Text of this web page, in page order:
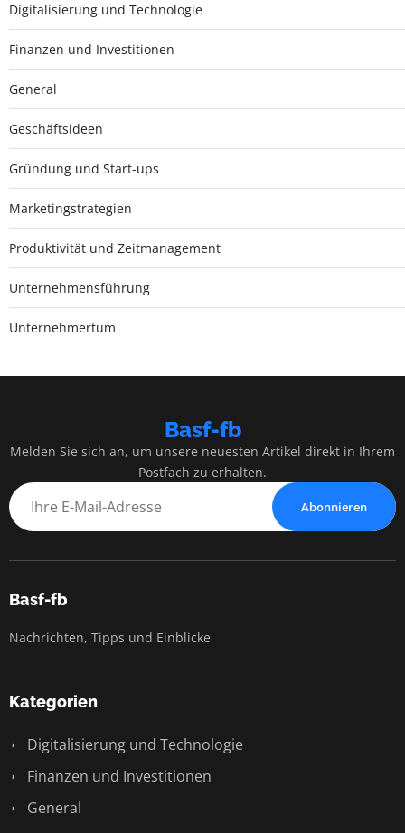
Digitalisierung und Technologie
Finanzen und Investitionen
General
Geschäftsideen
Gründung und Start-ups
Marketingstrategien
Produktivität und Zeitmanagement
Unternehmensführung
Unternehmertum
Basf-fb
Melden Sie sich an, um unsere neuesten Artikel direkt in Ihrem
Postfach zu erhalten.
Abonnieren
Basf-fb
Nachrichten, Tipps und Einblicke
Kategorien
Digitalisierung und Technologie
Finanzen und Investitionen
General